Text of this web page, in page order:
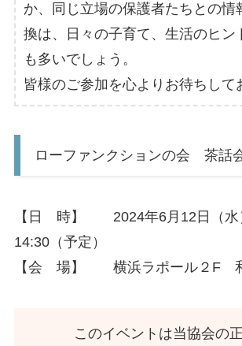
か、同じ立場の保護者たちとの情
換は、日々の子育て、生活のヒン
も多いでしょう。
皆様のご参加を心よりお待ちして
ローファンクションの会 茶話
【日 時】 2024年6月12日（水
14:30（予定）
【会 場】 横浜ラポール２F
このイベントは当協会の